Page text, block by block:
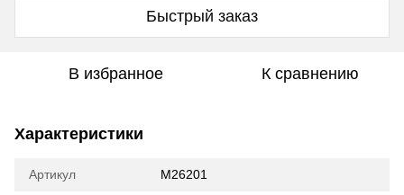
Быстрый заказ
В избранное К сравнению
Характеристики
Артикул М26201